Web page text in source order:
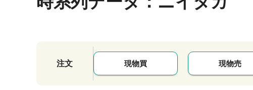
注文 現物買 現物売